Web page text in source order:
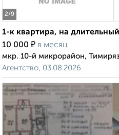
2/9
1-к квартира, на
10 000 ₽ в месяц
мкр. 10-й микрорайон,
Агентство, 03.08.2026